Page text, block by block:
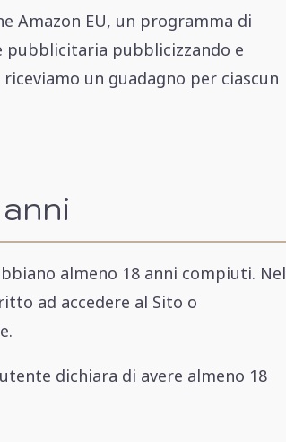
Amazon EU, un programma di
pubblicitaria pubblicizzando e
un guadagno per ciascun
almeno 18 anni compiuti. Nel
ad accedere al Sito o
dichiara di avere almeno 18